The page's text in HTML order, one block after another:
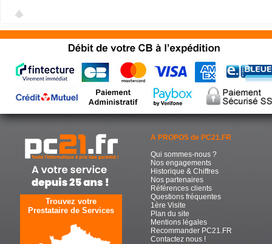
Trouvez votre
Prestataire de Services
A PROPOS de PC21.FR
Qui sommes-nous ?
Nos engagements
Historique & Chiffres
Nos partenaires
Références clients
Questions fréquentes
1ère Visite
Plan du site
Mentions légales
Recommander PC21.FR
Contactez nous !